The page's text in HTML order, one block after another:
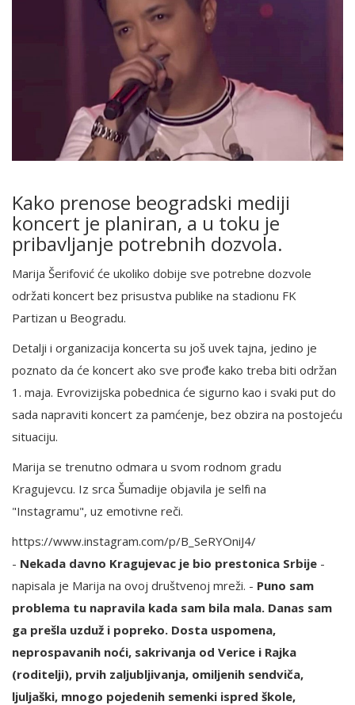
Kako prenose beogradski mediji
koncert je planiran, a u toku je
pribavljanje potrebnih dozvola.
Marija Šerifović će ukoliko dobije sve potrebne dozvole
održati koncert bez prisustva publike na stadionu FK
Partizan u Beogradu.
Detalji i organizacija koncerta su još uvek tajna, jedino je
poznato da će koncert ako sve prođe kako treba biti održan
1. maja. Evrovizijska pobednica će sigurno kao i svaki put do
sada napraviti koncert za pamćenje, bez obzira na postojeću
situaciju.
Marija se trenutno odmara u svom rodnom gradu
Kragujevcu. Iz srca Šumadije objavila je selfi na
"Instagramu", uz emotivne reči.
https://www.instagram.com/p/B_SeRYOniJ4/
- Nekada davno Kragujevac je bio prestonica Srbije -
napisala je Marija na ovoj društvenoj mreži. - Puno sam
problema tu napravila kada sam bila mala. Danas sam
ga prešla uzduž i popreko. Dosta uspomena,
neprospavanih noći, sakrivanja od Verice i Rajka
(roditelji), prvih zaljubljivanja, omiljenih sendviča,
ljuljaški, mnogo pojedenih semenki ispred škole,